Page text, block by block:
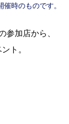
時のものです。
加店から、
ト。